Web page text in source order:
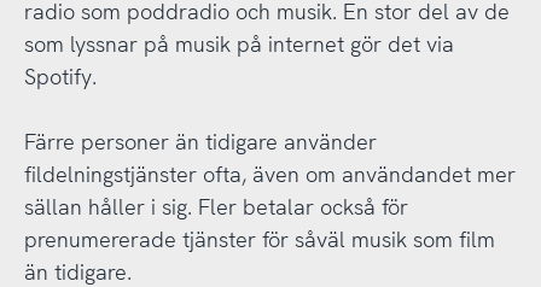
radio som poddradio och musik. En stor del av de
som lyssnar på musik på internet gör det via
Spotify.
Färre personer än tidigare använder
fildelningstjänster ofta, även om användandet mer
sällan håller i sig. Fler betalar också för
prenumererade tjänster för såväl musik som film
än tidigare.